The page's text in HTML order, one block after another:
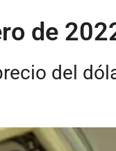
de
del